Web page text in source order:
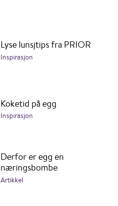
Lyse lunsjtips fra PRIOR
Inspirasjon
Koketid på egg
Inspirasjon
Derfor er egg en
næringsbombe
Artikkel